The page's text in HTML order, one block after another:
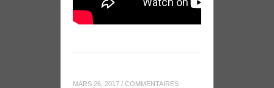
MARS 26, 2017 / COMMENTAIRES